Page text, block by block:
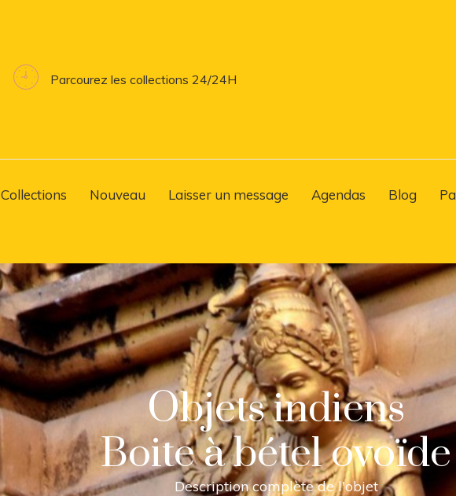
Parcourez les collections 24/24H
Collections Nouveau Laisser un message Agendas Blog
Objets indiens
Boite à bétel ovoïde
Description complète de l'objet